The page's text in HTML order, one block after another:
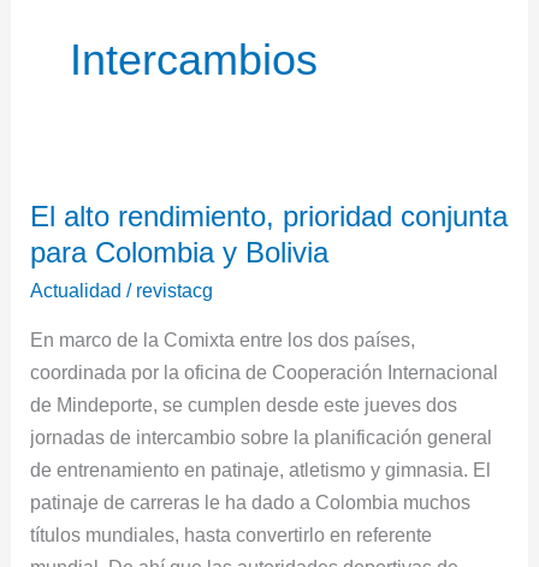
Intercambios
El alto rendimiento, prioridad conjunta
para Colombia y Bolivia
Actualidad / revistacg
En marco de la Comixta entre los dos países,
coordinada por la oficina de Cooperación Internacional
de Mindeporte, se cumplen desde este jueves dos
jornadas de intercambio sobre la planificación general
de entrenamiento en patinaje, atletismo y gimnasia. El
patinaje de carreras le ha dado a Colombia muchos
títulos mundiales, hasta convertirlo en referente
alto
rendimiento,
prioridad
para
Colombia
y
Bolivia